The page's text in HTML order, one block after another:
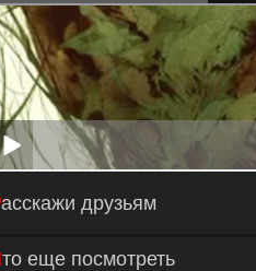
Расскажи друзьям
Что еще посмотреть